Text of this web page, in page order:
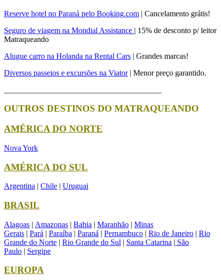
Reserve hotel no Paraná pelo Booking.com | Cancelamento grátis!
Seguro de viagem na Mondial Assistance | 15% de desconto p/ leitor
Matraqueando
Alugue carro na Holanda na Rental Cars | Grandes marcas!
Diversos passeios e excursões na Viator| Menor preço garantido.
OUTROS DESTINOS DO MATRAQUEANDO
AMÉRICA DO NORTE
Nova York
AMÉRICA DO SUL
Argentina | Chile | Uruguai
BRASIL
Alagoas | Amazonas | Bahia | Maranhão | Minas
Gerais | Pará | Paraíba | Paraná | Pernambuco | Rio de Janeiro | Rio
Grande do Norte | Rio Grande do Sul | Santa Catarina | São
Paulo | Sergipe
EUROPA